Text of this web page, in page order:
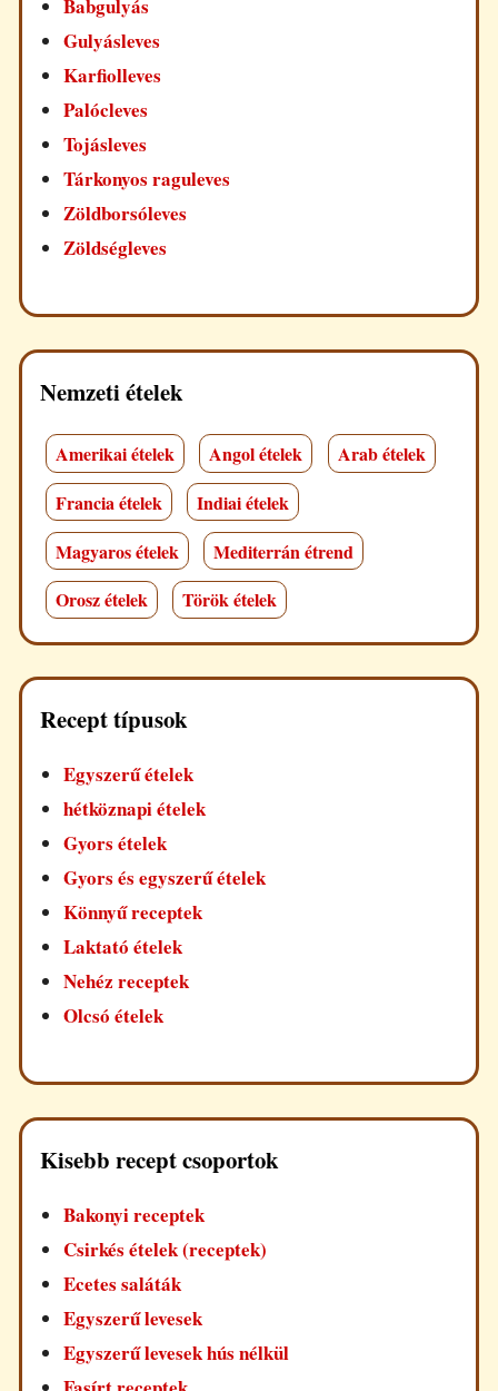
Babgulyás
Gulyásleves
Karfiolleves
Palócleves
Tojásleves
Tárkonyos raguleves
Zöldborsóleves
Zöldségleves
Nemzeti ételek
Amerikai ételek Angol ételek
Arab ételek
Francia ételek
Indiai ételek
Magyaros ételek
Mediterrán étrend
Orosz ételek
Török ételek
Recept típusok
Egyszerű ételek
hétköznapi ételek
Gyors ételek
Gyors és egyszerű ételek
Könnyű receptek
Laktató ételek
Nehéz receptek
Olcsó ételek
Kisebb recept csoportok
Bakonyi receptek
Csirkés ételek (receptek)
Ecetes saláták
Egyszerű levesek
Egyszerű levesek hús nélkül